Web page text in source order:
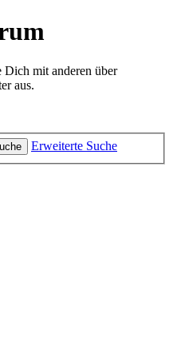
Dich mit anderen über
aus.
Erweiterte Suche